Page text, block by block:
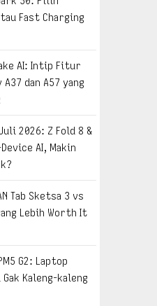
Fast Charging
AI: Intip Fitur
A37 dan A57 yang
2026: Z Fold 8 &
AI, Makin
Tab Sketsa 3 vs
Lebih Worth It
G2: Laptop
Kaleng-kaleng